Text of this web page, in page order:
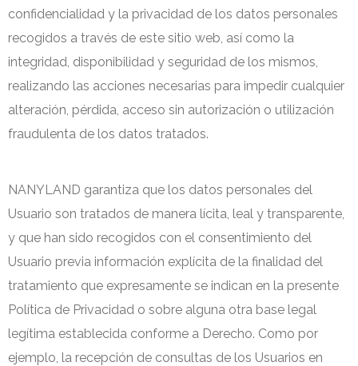
confidencialidad y la privacidad de los datos personales
recogidos a través de este sitio web, así como la
integridad, disponibilidad y seguridad de los mismos,
realizando las acciones necesarias para impedir cualquier
alteración, pérdida, acceso sin autorización o utilización
fraudulenta de los datos tratados.
NANYLAND garantiza que los datos personales del
Usuario son tratados de manera lícita, leal y transparente,
y que han sido recogidos con el consentimiento del
Usuario previa información explícita de la finalidad del
tratamiento que expresamente se indican en la presente
Política de Privacidad o sobre alguna otra base legal
legítima establecida conforme a Derecho. Como por
ejemplo, la recepción de consultas de los Usuarios en